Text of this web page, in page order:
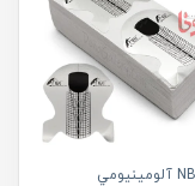
فرمر NBI آلومينيومي